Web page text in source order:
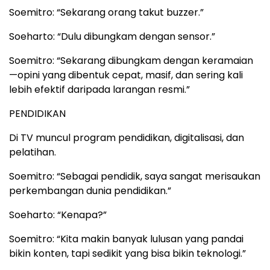
Soemitro: “Sekarang orang takut buzzer.”
Soeharto: “Dulu dibungkam dengan sensor.”
Soemitro: “Sekarang dibungkam dengan keramaian
—opini yang dibentuk cepat, masif, dan sering kali
lebih efektif daripada larangan resmi.”
PENDIDIKAN
Di TV muncul program pendidikan, digitalisasi, dan
pelatihan.
Soemitro: “Sebagai pendidik, saya sangat merisaukan
perkembangan dunia pendidikan.”
Soeharto: “Kenapa?”
Soemitro: “Kita makin banyak lulusan yang pandai
bikin konten, tapi sedikit yang bisa bikin teknologi.”